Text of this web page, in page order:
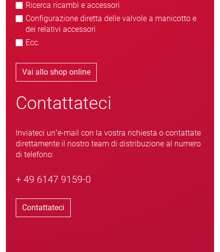
Ricerca ricambi e accessori
Configurazione diretta delle valvole a manicotto e
dei relativi accessori
Ecc.
Vai allo shop online
Contattateci
Inviateci un’e-mail con la vostra richiesta o contattate
direttamente il nostro team di distribuzione al numero
di telefono:
+ 49 6147 9159-0
Contattateci